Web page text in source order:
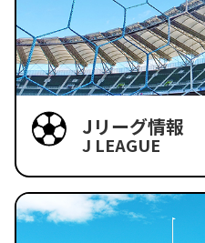
Jリーグ情報
J LEAGUE